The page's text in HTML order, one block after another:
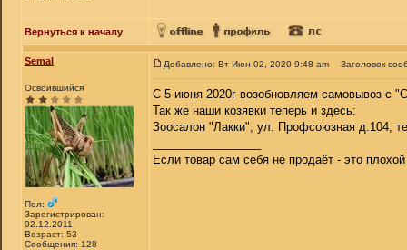
Вернуться к началу
Semal
Освоившийся
Пол:
Зарегистрирован:
02.12.2011
Возраст: 53
Сообщения: 128
Добавлено: Вт Июн 02, 2020 9:48 am Заголовок
С 5 июня 2020г возобновляем самовывоз с
Так же наши козявки теперь и здесь:
Зоосалон "Лакки", ул. Профсоюзная д.104,
Если товар сам себя не продаёт - это